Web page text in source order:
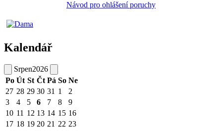
Návod pro ohlášení poruchy
Kalendář
Srpen2026
Po Út St Čt Pá So Ne
27 28 29 30 31 1
2
3
4 5 6 7 8
9
10 11 12 13 14 15 16
17 18 19 20 21 22 23